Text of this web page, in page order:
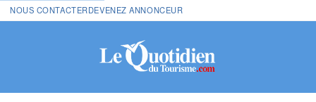
NOUS CONTACTERDEVENEZ ANNONCEUR